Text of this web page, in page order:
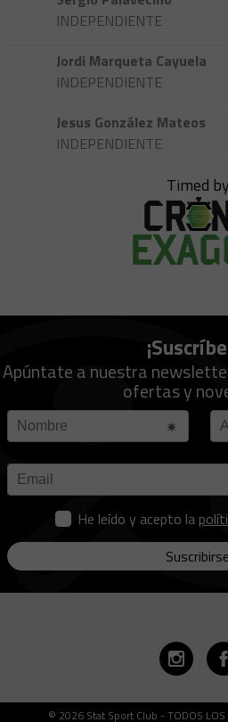
INDEPENDIENTE
Jordi Marqueta Cayuela
INDEPENDIENTE
Jesus González Mateos
INDEPENDIENTE
Timed
Apúntate a nuestra
ofertas y
He leído y acepto la
© 2026 Stat Sport Club - TODOS LOS